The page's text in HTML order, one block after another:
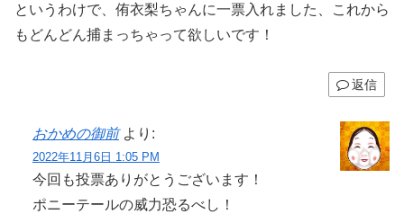
というわけで、侑衣梨ちゃんに一票入れました、これから
もどんどん捕まっちゃって欲しいです！
返信
おかめの御前 より:
2022年11月6日 1:05 PM
今回も投票ありがとうございます！
ポニーテールの威力恐るべし！